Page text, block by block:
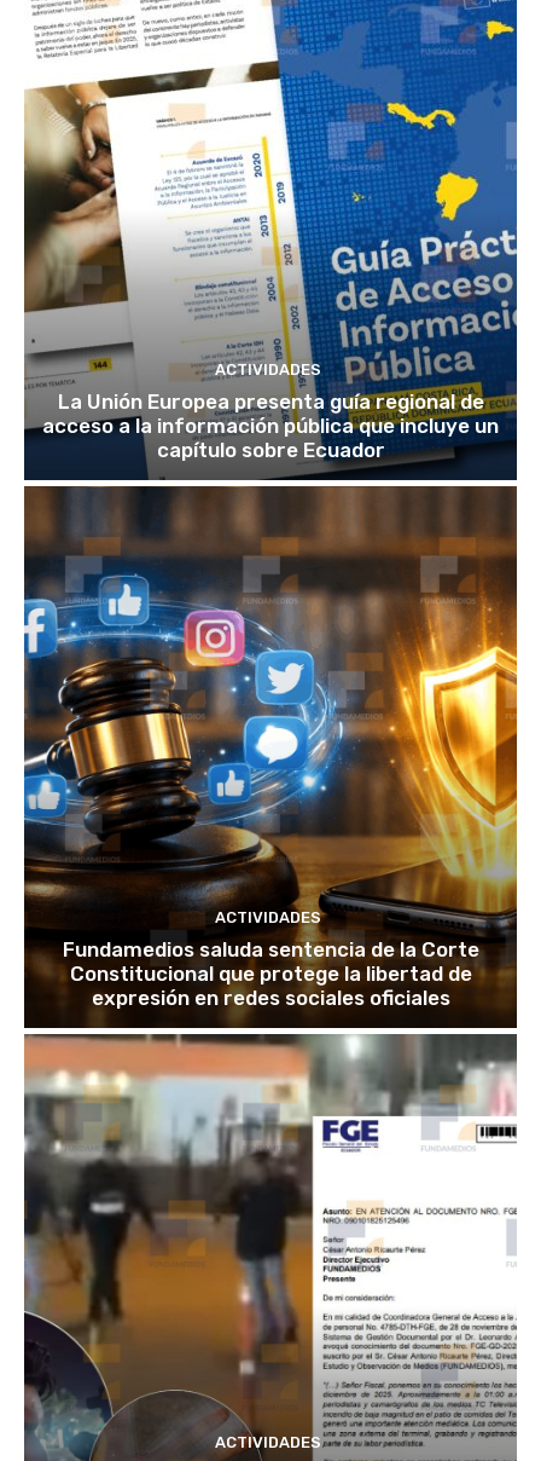
ACTIVIDADES
La Unión Europea presenta guía regional de
acceso a la información pública que incluye un
capítulo sobre Ecuador
ACTIVIDADES
Fundamedios saluda sentencia de la Corte
Constitucional que protege la libertad de
expresión en redes sociales oficiales
ACTIVIDADES